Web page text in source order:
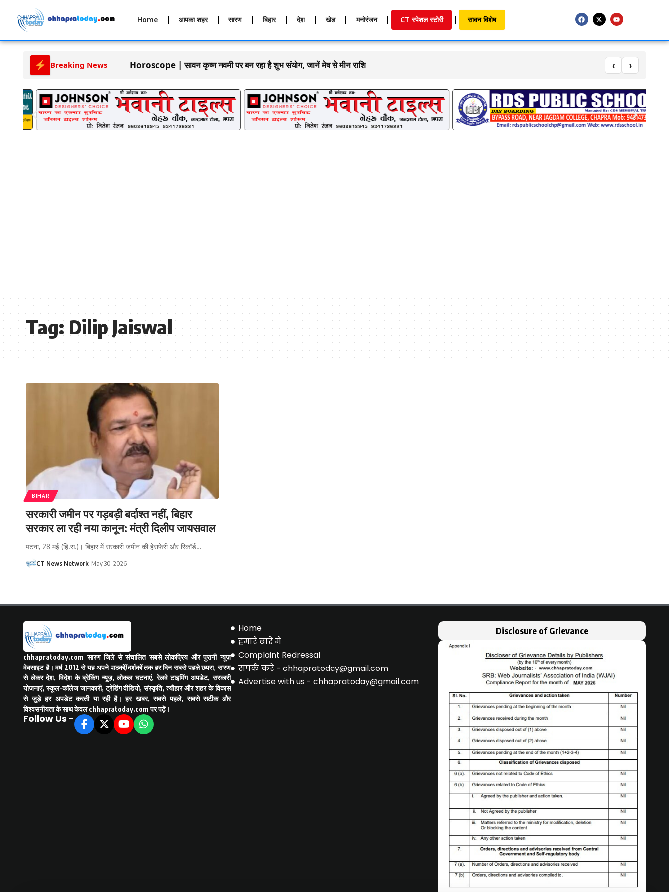
Home आपका शहर सारण बिहार देश खेल मनोरंजन CT स्पेशल स्टोरी सावन विशेष
Breaking News Horoscope | सावन कृष्ण नवमी पर बन रहा है शुभ संयोग, जानें मेष से मीन राशि का दैनिक राशिफल ‹ ›
Tag: Dilip Jaiswal
BIHAR
सरकारी जमीन पर गड़बड़ी बर्दाश्त नहीं, बिहार
सरकार ला रही नया कानून: मंत्री दिलीप जायसवाल
पटना, 28 मई (हि.स.)। बिहार में सरकारी जमीन की हेराफेरी और रिकॉर्ड…
CT News Network May 30, 2026
chhapratoday.com सारण जिले से संचालित सबसे लोकप्रिय और पुरानी न्यूज़
वेबसाइट है। वर्ष 2012 से यह अपने पाठकों/दर्शकों तक हर दिन सबसे पहले छपरा, सारण
से लेकर देश, विदेश के ब्रेकिंग न्यूज़, लोकल घटनाएं, रेलवे टाइमिंग अपडेट, सरकारी
योजनाएं, स्कूल-कॉलेज जानकारी, ट्रेंडिंग वीडियो, संस्कृति, त्यौहार और शहर के विकास
से जुड़े हर अपडेट करती या रही है। हर खबर, सबसे पहले, सबसे सटीक और
विश्वसनीयता के साथ केवलchhapratoday.comपर पढ़ें।
Follow Us -
Home
हमारे बारे मे
Complaint Redressal
संपर्क करें - chhapratoday@gmail.com
Advertise with us - chhapratoday@gmail.com
Disclosure of Grievance